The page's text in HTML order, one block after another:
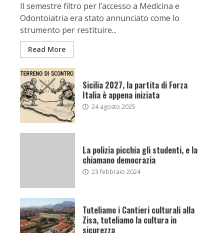
Il semestre filtro per l’accesso a Medicina e
Odontoiatria era stato annunciato come lo
strumento per restituire...
Read More
Sicilia 2027, la partita di Forza
Italia è appena iniziata
24 agosto 2025
La polizia picchia gli studenti, e la
chiamano democrazia
23 febbraio 2024
Tuteliamo i Cantieri culturali alla
Zisa, tuteliamo la cultura in
sicurezza